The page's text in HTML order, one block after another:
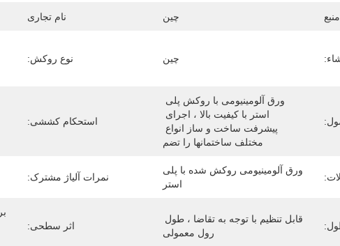
چین نام تجاری
چین نوع روکش:
مختلف ساختمانها را تضم
استحکام کششی:
استر
نمرات آلیاژ مشترک:
رول معمولی
اثر سطحی: